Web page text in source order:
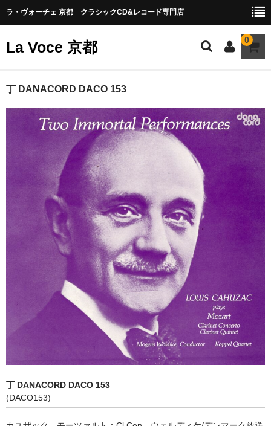
ラ・ヴォーチェ 京都 クラシックCD&レコード専門店
La Voce 京都 0
CATALOG LP
交響曲・管弦楽曲
協奏曲
室内楽曲
器楽曲
声楽曲
オペラ
歌曲
CD&BOOK
丁 DANACORD DACO 153
丁 DANACORD DACO 153
(DACO153)